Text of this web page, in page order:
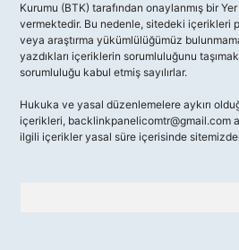
Kurumu (BTK) tarafından onaylanmış bir
vermektedir. Bu nedenle, sitedeki içerikleri
veya araştırma yükümlülüğümüz
yazdıkları içeriklerin sorumluluğunu
sorumluluğu kabul etmiş sayılırlar.
Hukuka ve yasal düzenlemelere aykırı
içerikleri, backlinkpanelicomtr@gmail.com
ilgili içerikler yasal süre içerisinde